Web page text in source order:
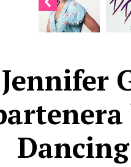
Jennifer